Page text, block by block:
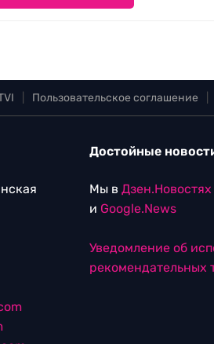
Пользовательское соглашение
Достойные
Мы в Дзен.Новостях
и Google.News
Уведомление об
рекомендательных